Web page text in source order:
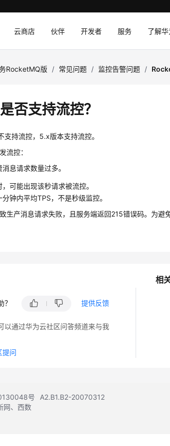
云商店 伙伴 开发者 服务 了解
RocketMQ版 / 常见问题 / 监控告警问题 /
否支持流控？
持流控，5.x版本支持流控。
流控：
息请求数量过多。
可能出现该秒请求被流控。
钟内平均TPS，不是秒级监控。
生产消息请求失败，且服务端返回215错误码。为
相
提供反馈
以通过华为云社区问答频道来与我
提问
号
A2.B1.B2-20070312
网、西数